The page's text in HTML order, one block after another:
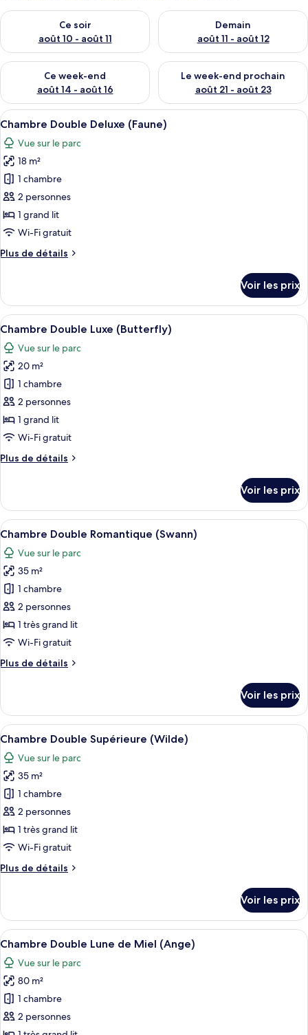
Ce soir
août 10 - août 11
Vérifier la disponibilité pour ce soir août 10 - août 11
Demain
août 11 - août 12
Vérifier la disponibilité pour
Ce week-end
août 14 - août 16
Vérifier la disponibilité pour ce week-end août 14 - août 16
Le week-end prochain
août 21 - août 23
Vérifier la disponibilité pour
Afficher
toutes
les
photos
pour
ce
type
de
chambre :
Chambre
(Faune)
Une chambre à coucher avec un
4
Chambre Double Deluxe (Faune)
Vue sur le parc
18 m²
1 chambre
2 personnes
1 grand lit
Wi-Fi gratuit
Plus de détails
Plus
le
type
de
Chambre
Double
Deluxe
(Faune)
Voir les prix
Afficher
toutes
les
photos
pour
ce
type
de
chambre :
Chambre
(Butterfly)
Une chambre à coucher avec un
5
Chambre Double Luxe (Butterfly)
Vue sur le parc
20 m²
1 chambre
2 personnes
1 grand lit
Wi-Fi gratuit
Plus de détails
Plus
le
type
de
Chambre
Double
Luxe
(Butterfly)
Voir les prix
Afficher
toutes
les
photos
pour
ce
type
de
chambre :
Chambre
(Swann)
Une chambre avec un grand lit, un
4
Chambre Double Romantique (Swann)
Vue sur le parc
35 m²
1 chambre
2 personnes
1 très grand lit
Wi-Fi gratuit
Plus de détails
Plus
le
type
de
Chambre
Double
Romantique
(Swann)
Voir les prix
Afficher
toutes
les
photos
pour
ce
type
de
chambre :
Chambre
(Wilde)
Une chambre à coucher avec un
5
Chambre Double Supérieure (Wilde)
Vue sur le parc
35 m²
1 chambre
2 personnes
1 très grand lit
Wi-Fi gratuit
Plus de détails
Plus
le
type
de
Chambre
Double
Supérieure
(Wilde)
Voir les prix
Afficher
toutes
les
photos
pour
ce
type
Une chambre à coucher luxueuse,
6
Chambre Double Lune de Miel (Ange)
Vue sur le parc
80 m²
1 chambre
2 personnes